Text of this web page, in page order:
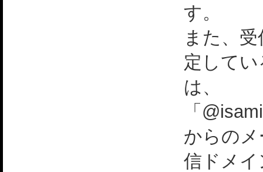
す。
また、
定して
は、
「
からの
信ドメ